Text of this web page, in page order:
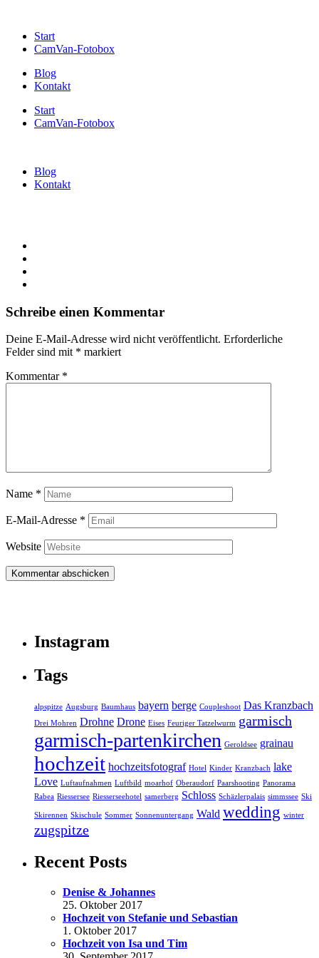
Start
CamVan-Fotobox
Blog
Kontakt
Start
CamVan-Fotobox
Blog
Kontakt
Schreibe einen Kommentar
Deine E-Mail-Adresse wird nicht veröffentlicht. Erforderliche
Felder sind mit * markiert
Kommentar *
Name *
E-Mail-Adresse *
Website
Instagram
Tags
alpspitze Augsburg Baumhaus bayern berge Coupleshoot Das Kranzbach
Drei Mohren Drohne Drone Eises Feuriger Tatzelwurm garmisch
garmisch-partenkirchen Geroldsee grainau
hochzeit hochzeitsfotograf Hotel Kinder Kranzbach lake
Love Luftaufnahmen Luftbild moarhof Oberaudorf Paarshooting Panorama
Rabea Riessersee Riesserseehotel samerberg Schloss Schäzlerpalais simmssee Ski
Skirennen Skischule Sommer Sonnenuntergang Wald wedding winter
zugspitze
Recent Posts
Denise & Johannes
25. Oktober 2017
Hochzeit von Stefanie und Sebastian
1. Oktober 2017
Hochzeit von Isa und Tim